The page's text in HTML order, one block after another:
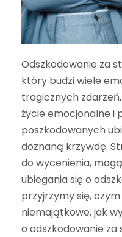
Odszkodowanie za
który budzi wiele
tragicznych
życie emocjonalne i
poszkodowanych
doznaną krzywdę.
do wycenienia,
ubiegania się o
przyjrzymy się,
niemajątkowe, jak
o odszkodowanie